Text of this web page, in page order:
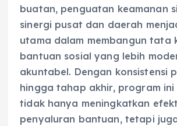
buatan, penguatan keamanan
sinergi pusat dan daerah
utama dalam membangun tata
bantuan sosial yang lebih
akuntabel. Dengan konsistensi
hingga tahap akhir, program
tidak hanya meningkatkan
penyaluran bantuan, tetapi